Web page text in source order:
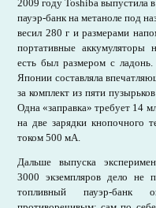
2009 году Toshiba выпустила
пауэр-банк на метаноле под
весил 280 г и размерами
портативные
есть был размером с
Японии составляла
за комплект из пяти
Одна «заправка» требует 14
на две зарядки кнопочного
током 500 мА.
Дальше выпуска
3000 экземпляров дело не
топливный пауэр-банк